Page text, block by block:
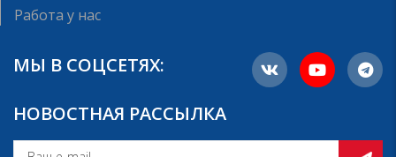
Работа у нас
МЫ В СОЦСЕТЯХ:
НОВОСТНАЯ РАССЫЛКА